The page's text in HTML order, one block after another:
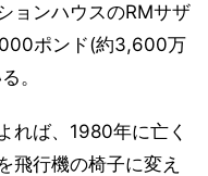
ョンハウスのRMサザ
ポンド(約3,600万
。
れば、1980年に亡く
飛行機の椅子に変え